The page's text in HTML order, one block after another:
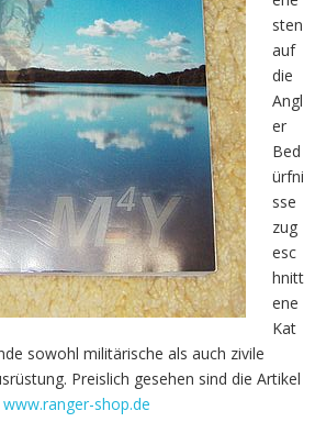
sten
auf
die
Angl
er
Bed
ürfni
sse
zug
esc
hnitt
ene
Kat
sowohl militärische als auch zivile
Preislich gesehen sind die Artikel
www.ranger-shop.de